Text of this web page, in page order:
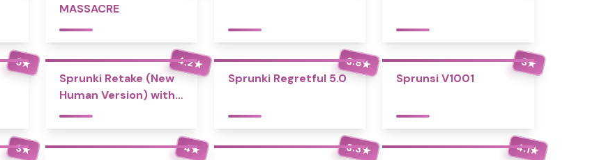
MASSACRE
5★ 4.2★
Sprunki Retake (New
Human Version) with
Bonus
3.8★
Sprunki Regretful 5.0
3★
Sprunsi V1001
3★ 4★ 3.3★ 4.1★